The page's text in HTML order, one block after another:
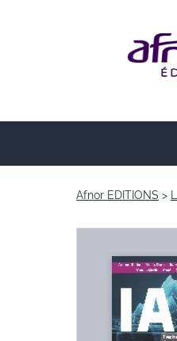
Afnor EDITIONS